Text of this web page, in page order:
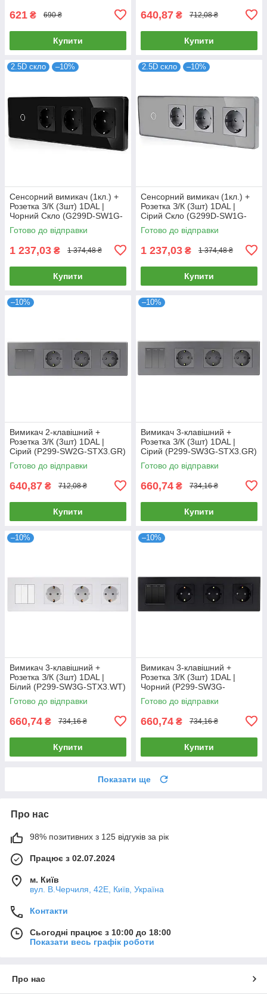
621 ₴ 690 ₴
Купити
640,87 ₴ 712,08 ₴
Купити
2.5D скло –10%
Сенсорний вимикач (1кл.) +
Розетка З/К (3шт) 1DAL |
Чорний Скло (G299D-SW1G-
STX3.BL)
Готово до відправки
1 237,03 ₴ 1 374,48 ₴
Купити
2.5D скло –10%
Сенсорний вимикач (1кл.) +
Розетка З/К (3шт) 1DAL |
Сірий Скло (G299D-SW1G-
STX3.GR)
Готово до відправки
1 237,03 ₴ 1 374,48 ₴
Купити
–10%
Вимикач 2-клавішний +
Розетка З/К (3шт) 1DAL |
Сірий (P299-SW2G-STX3.GR)
Готово до відправки
640,87 ₴ 712,08 ₴
Купити
–10%
Вимикач 3-клавішний +
Розетка З/К (3шт) 1DAL |
Сірий (P299-SW3G-STX3.GR)
Готово до відправки
660,74 ₴ 734,16 ₴
Купити
–10%
Вимикач 3-клавішний +
Розетка З/К (3шт) 1DAL |
Білий (P299-SW3G-STX3.WT)
Готово до відправки
660,74 ₴ 734,16 ₴
Купити
–10%
Вимикач 3-клавішний +
Розетка З/К (3шт) 1DAL |
Чорний (P299-SW3G-
STX3.BL)
Готово до відправки
660,74 ₴ 734,16 ₴
Купити
Показати ще
Про нас
98% позитивних з 125 відгуків за рік
Працює з 02.07.2024
м. Київ
вул. В.Черчиля, 42Е, Київ, Україна
Контакти
Сьогодні працює з 10:00 до 18:00
Показати весь графік роботи
Про нас